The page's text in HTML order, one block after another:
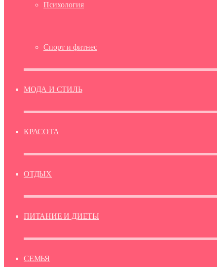
Психология
Спорт и фитнес
МОДА И СТИЛЬ
КРАСОТА
ОТДЫХ
ПИТАНИЕ И ДИЕТЫ
СЕМЬЯ